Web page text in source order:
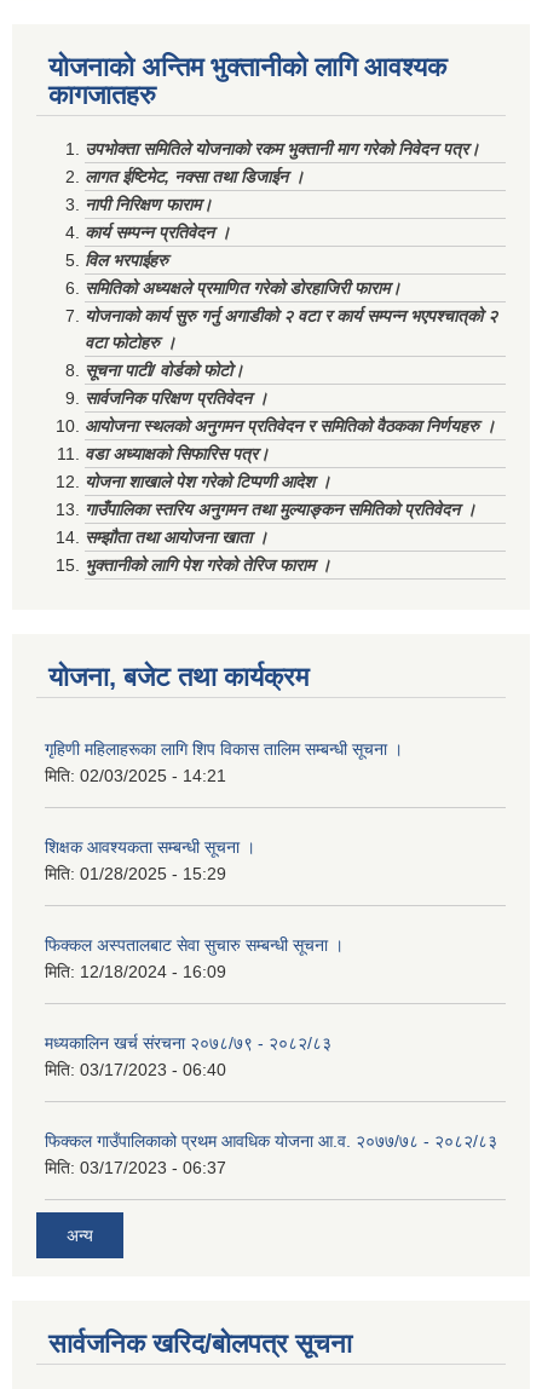
योजनाको अन्तिम भुक्तानीको लागि आवश्यक
कागजातहरु
उपभोक्ता समितिले योजनाको रकम भुक्तानी माग गरेको निवेदन पत्र।
लागत ईष्टिमेट, नक्सा तथा डिजाईन ।
नापी निरिक्षण फाराम।
कार्य सम्पन्न प्रतिवेदन ।
विल भरपाईहरु
समितिको अध्यक्षले प्रमाणित गरेको डोरहाजिरी फाराम।
योजनाको कार्य सुरु गर्नु अगाडीको २ वटा र कार्य सम्पन्न भएपश्चात्‌को २
वटा फोटोहरु ।
सूचना पाटी/ वोर्डको फोटो।
सार्वजनिक परिक्षण प्रतिवेदन ।
आयोजना स्थलको अनुगमन प्रतिवेदन र समितिको वैठकका निर्णयहरु ।
वडा अध्याक्षको सिफारिस पत्र।
योजना शाखाले पेश गरेको टिप्पणी आदेश ।
गाउँपालिका स्तरिय अनुगमन तथा मुल्याङ्कन समितिको प्रतिवेदन ।
सम्झौता तथा आयोजना खाता ।
भुक्तानीको लागि पेश गरेको तेरिज फाराम ।
योजना, बजेट तथा कार्यक्रम
गृहिणी महिलाहरूका लागि शिप विकास तालिम सम्बन्धी सूचना ‌।
मिति: 02/03/2025 - 14:21
शिक्षक आवश्यकता सम्बन्धी सूचना ।
मिति: 01/28/2025 - 15:29
फिक्कल अस्पतालबाट सेवा सुचारु सम्बन्धी सूचना ।
मिति: 12/18/2024 - 16:09
मध्यकालिन खर्च संरचना २०७८/७९ - २०८२/८३
मिति: 03/17/2023 - 06:40
फिक्कल गाउँपालिकाको प्रथम आवधिक योजना आ.व. २०७७/७८ - २०८२/८३
मिति: 03/17/2023 - 06:37
अन्य
सार्वजनिक खरिद/बोलपत्र सूचना